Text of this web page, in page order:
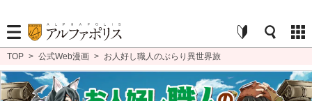
TOP > 公式Web漫画 > お人好し職人のぶらり異世界旅